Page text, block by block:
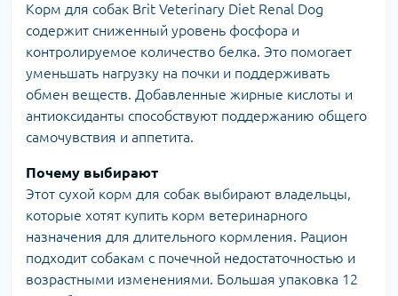
Корм для собак Brit Veterinary Diet Renal Dog
содержит сниженный уровень фосфора и
контролируемое количество белка. Это помогает
уменьшать нагрузку на почки и поддерживать
обмен веществ. Добавленные жирные кислоты и
антиоксиданты способствуют поддержанию общего
самочувствия и аппетита.
Почему выбирают
Этот сухой корм для собак выбирают владельцы,
которые хотят купить корм ветеринарного
назначения для длительного кормления. Рацион
подходит собакам с почечной недостаточностью и
возрастными изменениями. Большая упаковка 12